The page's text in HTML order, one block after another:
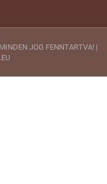
JOG FENNTARTVA! |